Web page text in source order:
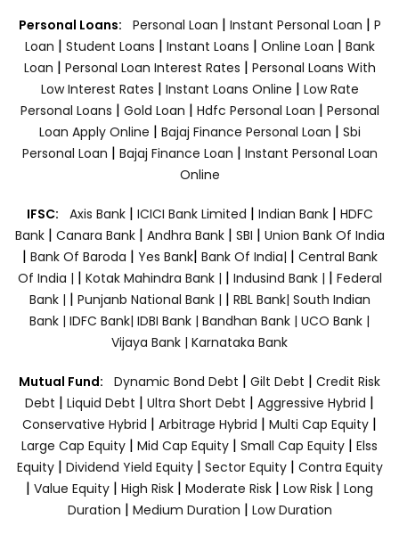
Personal Loans: Personal Loan | Instant Personal Loan | P
Loan | Student Loans | Instant Loans | Online Loan | Bank
Loan | Personal Loan Interest Rates | Personal Loans With
Low Interest Rates | Instant Loans Online | Low Rate
Personal Loans | Gold Loan | Hdfc Personal Loan | Personal
Loan Apply Online | Bajaj Finance Personal Loan | Sbi
Personal Loan | Bajaj Finance Loan | Instant Personal Loan
Online
IFSC: Axis Bank | ICICI Bank Limited | Indian Bank | HDFC
Bank| Canara Bank | Andhra Bank| SBI | Union Bank Of India
| Bank Of Baroda | Yes Bank| Bank Of India| | Central Bank
Of India | | Kotak Mahindra Bank | | Indusind Bank | | Federal
Bank | | Punjanb National Bank | | RBL Bank| South Indian
Bank | IDFC Bank| IDBI Bank | Bandhan Bank | UCO Bank |
Vijaya Bank | Karnataka Bank
Mutual Fund: Dynamic Bond Debt | Gilt Debt | Credit Risk
Debt | Liquid Debt | Ultra Short Debt | Aggressive Hybrid |
Conservative Hybrid | Arbitrage Hybrid | Multi Cap Equity |
Large Cap Equity | Mid Cap Equity | Small Cap Equity | Elss
Equity| Dividend Yield Equity| Sector Equity | Contra Equity
| Value Equity | High Risk | Moderate Risk | Low Risk | Long
Duration | Medium Duration | Low Duration